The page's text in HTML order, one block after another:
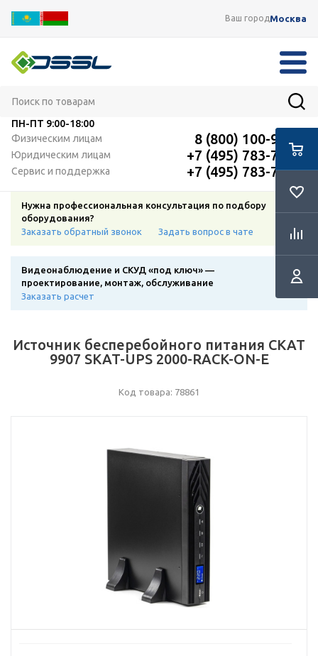
Ваш городМосква
ПН-ПТ 9:00-18:00
Физическим лицам
8 (800) 100-91-12
Юридическим лицам +7 (495) 783-72-87
Сервис и поддержка +7 (495) 783-72-87
Нужна профессиональная консультация по подбору
оборудования?
Заказать обратный звонок
Задать вопрос в чате
Видеонаблюдение и СКУД «под ключ» —
проектирование, монтаж, обслуживание
Заказать расчет
Источник бесперебойного питания СКАТ
9907 SKAT-UPS 2000-RACK-ON-E
Код товара: 78861